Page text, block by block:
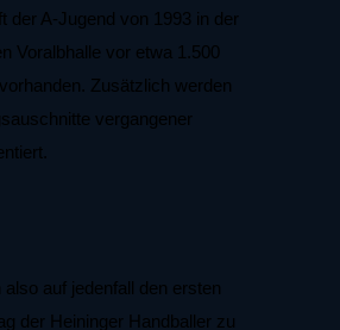
der A-Jugend von 1993 in der
Voralbhalle vor etwa 1.500
Zusätzlich werden
vergangener
also auf jedenfall den ersten
der Heininger Handballer zu